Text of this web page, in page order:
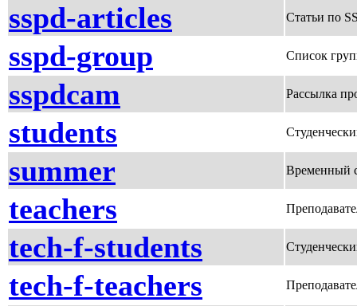
sspd-articles Статьи по
sspd-group Список
sspdcam Рассылка
students
summer Временный
teachers
tech-f-students
tech-f-teachers